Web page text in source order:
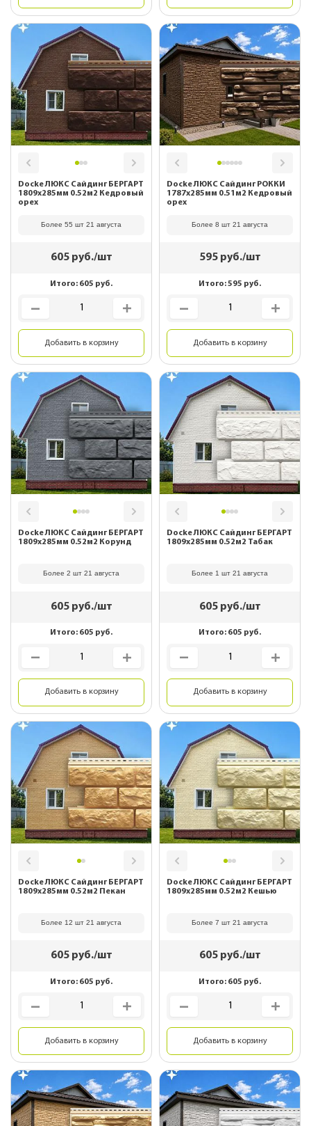
Docke ЛЮКС Сайдинг БЕРГАРТ
1809х285мм 0.52м2 Кедровый
орех
Более 55 шт 21 августа
605руб./шт
Итого: 605 руб.
Добавить в корзину
Docke ЛЮКС Сайдинг РОККИ
1787х285мм 0.51м2 Кедровый
орех
Более 8 шт 21 августа
595руб./шт
Итого:595 руб.
Добавить в корзину
Docke ЛЮКС Сайдинг БЕРГАРТ
1809х285мм 0.52м2 Корунд
Более 2 шт 21 августа
605руб./шт
Итого: 605 руб.
Добавить в корзину
Docke ЛЮКС Сайдинг БЕРГАРТ
1809х285мм 0.52м2 Табак
Более 1 шт 21 августа
605руб./шт
Итого: 605 руб.
Добавить в корзину
Docke ЛЮКС Сайдинг БЕРГАРТ
1809х285мм 0.52м2 Пекан
Более 12 шт 21 августа
605руб./шт
Итого: 605 руб.
Добавить в корзину
Docke ЛЮКС Сайдинг БЕРГАРТ
1809х285мм 0.52м2 Кешью
Более 7 шт 21 августа
605руб./шт
Итого: 605 руб.
Добавить в корзину